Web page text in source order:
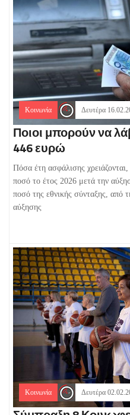
Κοινωνία Δευτέρα
Ποιοι μπορούν να
446 ευρώ
Πόσα έτη ασφάλισης χρειάζονται,
ποσό το έτος 2026 μετά την
ποσό της εθνικής σύνταξης, από
αύξησης
Κοινωνία Δευτέρα